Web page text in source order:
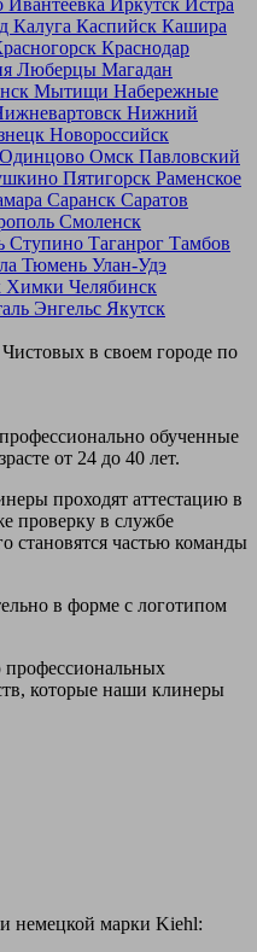
Ивантеевка Иркутск Истра
Калуга Каспийск Кашира
Краснодар
Люберцы Магадан
Мытищи Набережные
Нижний
Новороссийск
Одинцово Омск Павловский
Пятигорск Раменское
Саранск Саратов
Смоленск
Ступино Таганрог Тамбов
Тюмень Улан-Удэ
Химки Челябинск
Энгельс Якутск
в своем городе по
обученные
от 24 до 40 лет.
проходят аттестацию в
проверку в службе
становятся частью команды
в форме с логотипом
которые наши клинеры
немецкой марки Kiehl: